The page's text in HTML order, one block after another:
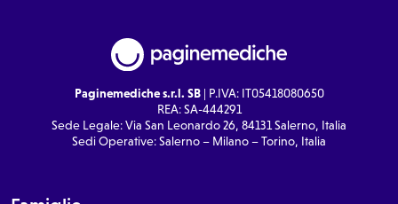
Paginemediche s.r.l. SB| P.IVA: IT05418080650
REA: SA-444291
Sede Legale: Via San Leonardo 26, 84131 Salerno, Italia
Sedi Operative: Salerno – Milano – Torino, Italia